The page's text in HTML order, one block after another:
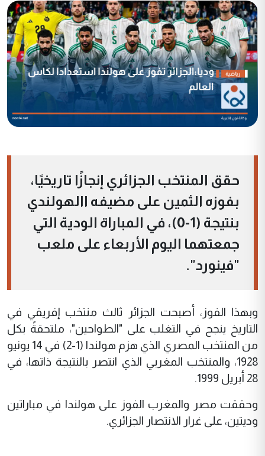
حقق المنتخب الجزائري إنجازًا تاريخيًا،
بفوزه الثمين على مضيفه االهولندي
بنتيجة (1-0)، في المباراة الودية التي
جمعتهما اليوم الأربعاء على ملعب
"فينورد".
وبهذا الفوز، أصبحت الجزائر ثالث منتخب إفريقي في
التاريخ ينجح في التغلب على "الطواحين"، ملتحقةً بكل
من المنتخب المصري الذي هزم هولندا (1-2) في 14 يونيو
1928، والمنتخب المغربي الذي انتصر بالنتيجة ذاتها، في
28 أبريل 1999.
وحققت مصر والمغرب الفوز على هولندا في مباراتين
وديتين، على غرار الانتصار الجزائري.